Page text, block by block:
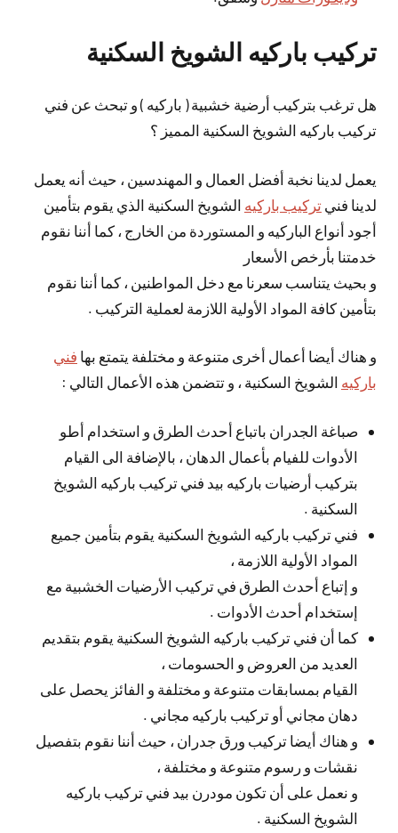
تركيب باركيه الشويخ السكنية
هل ترغب بتركيب أرضية خشبية ( باركيه ) و تبحث عن فني
تركيب باركيه الشويخ السكنية المميز ؟
يعمل لدينا نخبة أفضل العمال و المهندسين ، حيث أنه يعمل
لدينا فني تركيب باركيه الشويخ السكنية الذي يقوم بتأمين
أجود أنواع الباركيه و المستوردة من الخارج ، كما أننا نقوم
خدمتنا بأرخص الأسعار
و بحيث يتناسب سعرنا مع دخل المواطنين ، كما أننا نقوم
بتأمين كافة المواد الأولية اللازمة لعملية التركيب .
و هناك أيضا أعمال أخرى متنوعة و مختلفة يتمتع بها فني
باركيه الشويخ السكنية ، و تتضمن هذه الأعمال التالي :
صباغة الجدران باتباع أحدث الطرق و استخدام أطو
الأدوات للفيام بأعمال الدهان ، بالإضافة الى القيام
بتركيب أرضيات باركيه بيد فني تركيب باركيه الشويخ
السكنية .
فني تركيب باركيه الشويخ السكنية يقوم بتأمين جميع
المواد الأولية اللازمة ،
و إتباع أحدث الطرق في تركيب الأرضيات الخشبية مع
إستخدام أحدث الأدوات .
كما أن فني تركيب باركيه الشويخ السكنية يقوم بتقديم
العديد من العروض و الحسومات ،
القيام بمسابقات متنوعة و مختلفة و الفائز يحصل على
دهان مجاني أو تركيب باركيه مجاني .
و هناك أيضا تركيب ورق جدران ، حيث أننا نقوم بتفصيل
نقشات و رسوم متنوعة و مختلفة ،
و نعمل على أن تكون مودرن بيد فني تركيب باركيه
الشويخ السكنية .